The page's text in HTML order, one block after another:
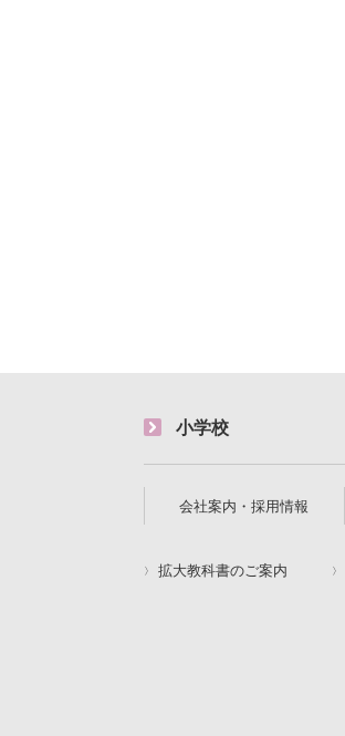
小学校
会社案内・採用情報
拡大教科書のご案内